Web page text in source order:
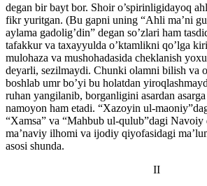
degan bir bayt bor. Shoir o’spirinligidayoq
fikr yuritgan. (Bu gapni uning “Ahli ma’ni
aylama gadolig’din” degan so’zlari ham
tafakkur va taxayyulda o’ktamlikni qo’lga
mulohaza va mushohadasida cheklanish
deyarli, sezilmaydi. Chunki olamni bilish va
boshlab umr bo’yi bu holatdan
ruhan yangilanib, borganligini asardan
namoyon ham etadi. “Xazoyin ul-
“Xamsa” va “Mahbub ul-qulub”dagi Navoiy
ma’naviy ilhomi va ijodiy qiyofasidagi
asosi shunda.
II